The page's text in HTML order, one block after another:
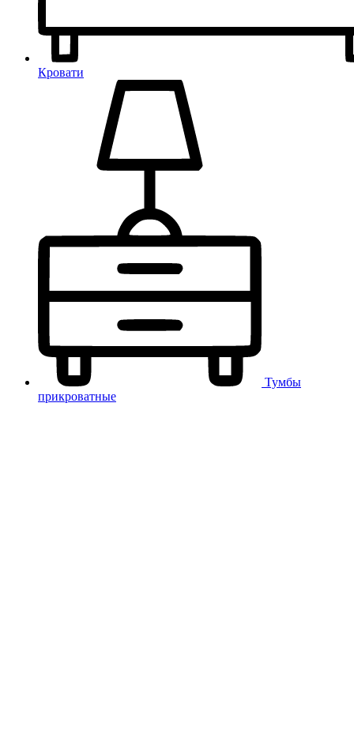
Кровати
Тумбы
прикроватные